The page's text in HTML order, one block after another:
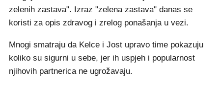
zelenih zastava". Izraz "zelena zastava" danas se
koristi za opis zdravog i zrelog ponašanja u vezi.
Mnogi smatraju da Kelce i Jost upravo time pokazuju
koliko su sigurni u sebe, jer ih uspjeh i popularnost
njihovih partnerica ne ugrožavaju.